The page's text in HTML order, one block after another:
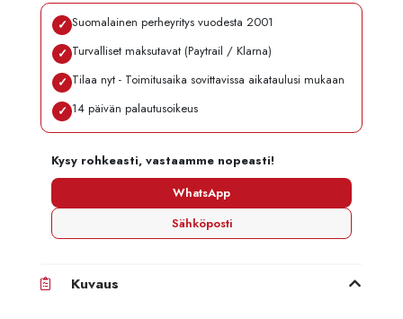
✓ Suomalainen perheyritys vuodesta 2001
✓ Turvalliset maksutavat (Paytrail / Klarna)
✓ Tilaa nyt - Toimitusaika sovittavissa aikataulusi mukaan
✓ 14 päivän palautusoikeus
Kysy rohkeasti, vastaamme nopeasti!
WhatsApp
Sähköposti
Kuvaus